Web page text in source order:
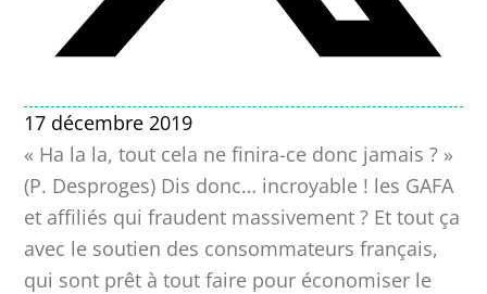
17 décembre 2019
« Ha la la, tout cela ne finira-ce donc jamais ? »
(P. Desproges) Dis donc… incroyable ! les GAFA
et affiliés qui fraudent massivement ? Et tout ça
avec le soutien des consommateurs français,
qui sont prêt à tout faire pour économiser le